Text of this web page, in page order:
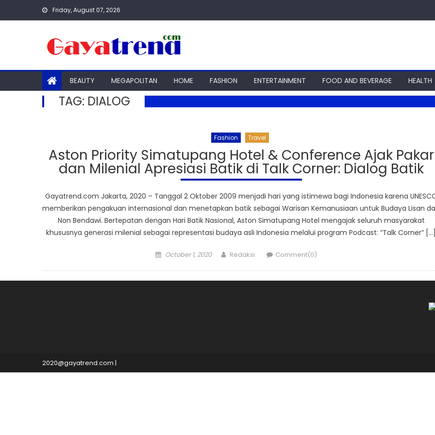
Friday, August 07, 2026
BEAUTY MEGAPOLITAN HOME FASHION ENTERTAINMENT FOOD AND BEVERAGE HEALTH
TAG: DIALOG
Fashion Travel
Aston Priority Simatupang Hotel & Conference Ajak Pakar
dan Milenial Apresiasi Batik di Talk Corner: Dialog Batik
Gayatrend.com Jakarta, 2020 – Tanggal 2 Oktober 2009 menjadi hari yang istimewa bagi Indonesia karena
memberikan pengakuan internasional dan menetapkan batik sebagai Warisan Kemanusiaan untuk Budaya Lisan
Non Bendawi. Bertepatan dengan Hari Batik Nasional, Aston Simatupang Hotel mengajak seluruh masyarakat
khususnya generasi milenial sebagai representasi budaya asli Indonesia melalui program Podcast: “Talk Corner”
Posted
October 1, 2020 Author
Redaksi Comment(0)
2020@gayatrend.com |